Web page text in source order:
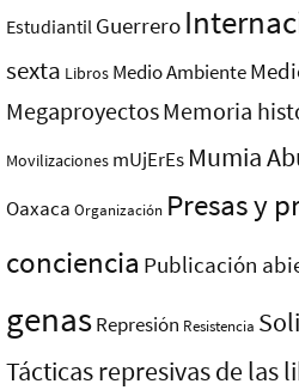
Estudiantil Guerrero
sexta Libros Medio Ambiente
MegaproyectosMemoria
Movilizaciones mUjErEs Mumia
Oaxaca Organización Presas y
conciencia Publicación
genasRepresión Resistencia
Tácticas represivas de las